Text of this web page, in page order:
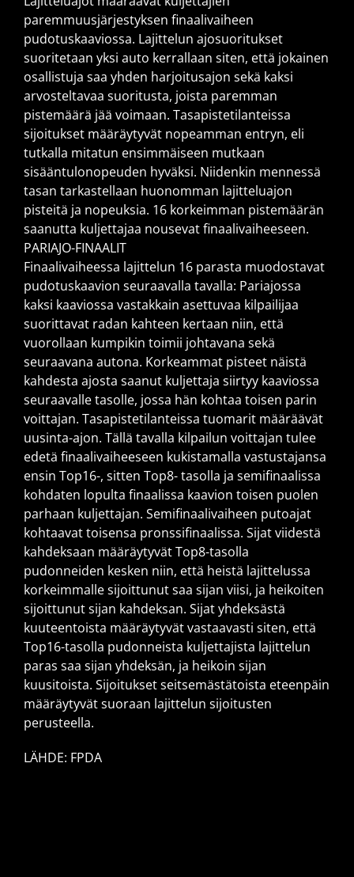
paremmuusjärjestyksen finaalivaiheen
pudotuskaaviossa. Lajittelun ajosuoritukset
suoritetaan yksi auto kerrallaan siten, että jokainen
osallistuja saa yhden harjoitusajon sekä kaksi
arvosteltavaa suoritusta, joista paremman
pistemäärä jää voimaan. Tasapistetilanteissa
sijoitukset määräytyvät nopeamman entryn, eli
tutkalla mitatun ensimmäiseen mutkaan
sisääntulonopeuden hyväksi. Niidenkin mennessä
tasan tarkastellaan huonomman lajitteluajon
pisteitä ja nopeuksia. 16 korkeimman pistemäärän
saanutta kuljettajaa nousevat finaalivaiheeseen.
PARIAJO-FINAALIT
Finaalivaiheessa lajittelun 16 parasta muodostavat
pudotuskaavion seuraavalla tavalla: Pariajossa
kaksi kaaviossa vastakkain asettuvaa kilpailijaa
suorittavat radan kahteen kertaan niin, että
vuorollaan kumpikin toimii johtavana sekä
seuraavana autona. Korkeammat pisteet näistä
kahdesta ajosta saanut kuljettaja siirtyy kaaviossa
seuraavalle tasolle, jossa hän kohtaa toisen parin
voittajan. Tasapistetilanteissa tuomarit määräävät
uusinta-ajon. Tällä tavalla kilpailun voittajan tulee
edetä finaalivaiheeseen kukistamalla vastustajansa
ensin Top16-, sitten Top8- tasolla ja semifinaalissa
kohdaten lopulta finaalissa kaavion toisen puolen
parhaan kuljettajan. Semifinaalivaiheen putoajat
kohtaavat toisensa pronssifinaalissa. Sijat viidestä
kahdeksaan määräytyvät Top8-tasolla
pudonneiden kesken niin, että heistä lajittelussa
korkeimmalle sijoittunut saa sijan viisi, ja heikoiten
sijoittunut sijan kahdeksan. Sijat yhdeksästä
kuuteentoista määräytyvät vastaavasti siten, että
Top16-tasolla pudonneista kuljettajista lajittelun
paras saa sijan yhdeksän, ja heikoin sijan
kuusitoista. Sijoitukset seitsemästätoista eteenpäin
määräytyvät suoraan lajittelun sijoitusten
perusteella.
LÄHDE: FPDA